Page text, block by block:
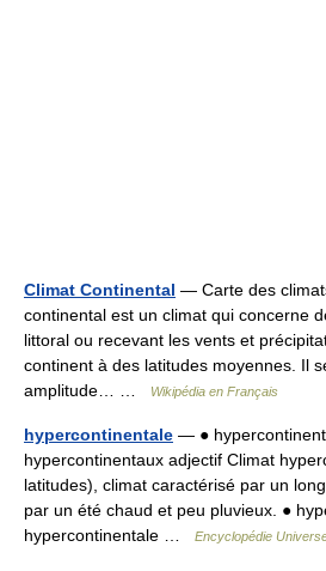
Climat Continental — Carte des
continental est un climat qui concerne
littoral ou recevant les vents et
continent à des latitudes moyennes. Il
amplitude… …
Wikipédia en Français
hypercontinentale — ●
hypercontinentaux adjectif Climat
latitudes), climat caractérisé par un
par un été chaud et peu pluvieux. ●
hypercontinentale …
Encyclopédie